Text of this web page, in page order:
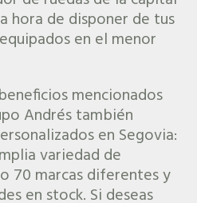
hora de disponer de tus
en el menor
mencionados
Andrés también
en Segovia:
variedad de
70 marcas diferentes y
en stock. Si deseas